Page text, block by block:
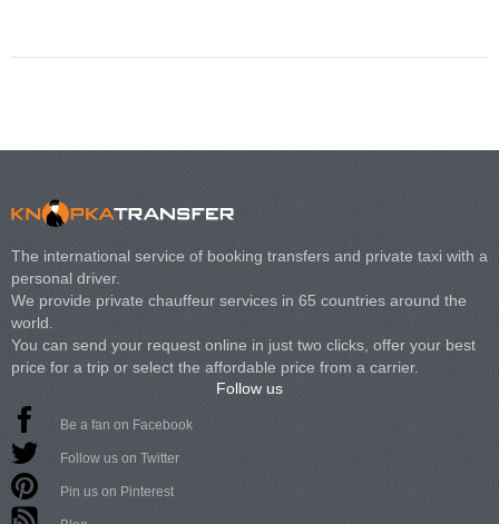
The international service of booking transfers and private taxi with a
personal driver.
We provide private chauffeur services in 65 countries around the
world.
You can send your request online in just two clicks, offer your best
price for a trip or select the affordable price from a carrier.
Follow us
Be a fan on Facebook
Follow us on Twitter
Pin us on Pinterest